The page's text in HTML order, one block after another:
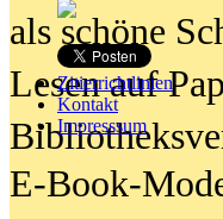
Zitierrichtlinien
Kontakt
Impresssum
als schöne
Lesen auf
E-Book-